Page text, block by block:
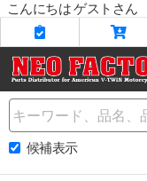
こんにちは ゲストさん
Name
候補表示